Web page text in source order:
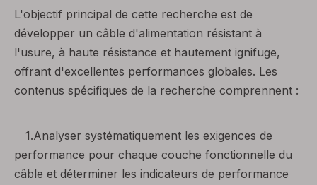
L'objectif principal de cette recherche est de
développer un câble d'alimentation résistant à
l'usure, à haute résistance et hautement ignifuge,
offrant d'excellentes performances globales. Les
contenus spécifiques de la recherche comprennent :
1.Analyser systématiquement les exigences de
performance pour chaque couche fonctionnelle du
câble et déterminer les indicateurs de performance